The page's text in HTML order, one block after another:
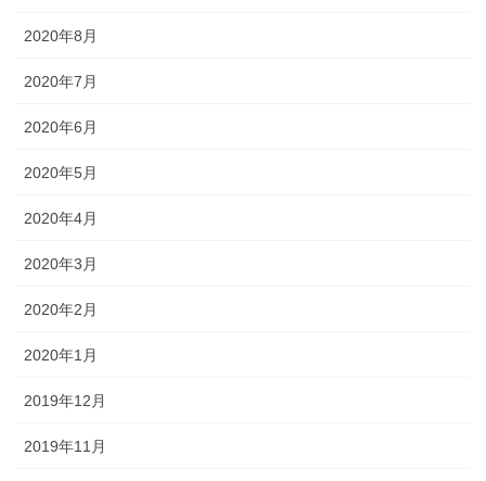
2020年8月
2020年7月
2020年6月
2020年5月
2020年4月
2020年3月
2020年2月
2020年1月
2019年12月
2019年11月